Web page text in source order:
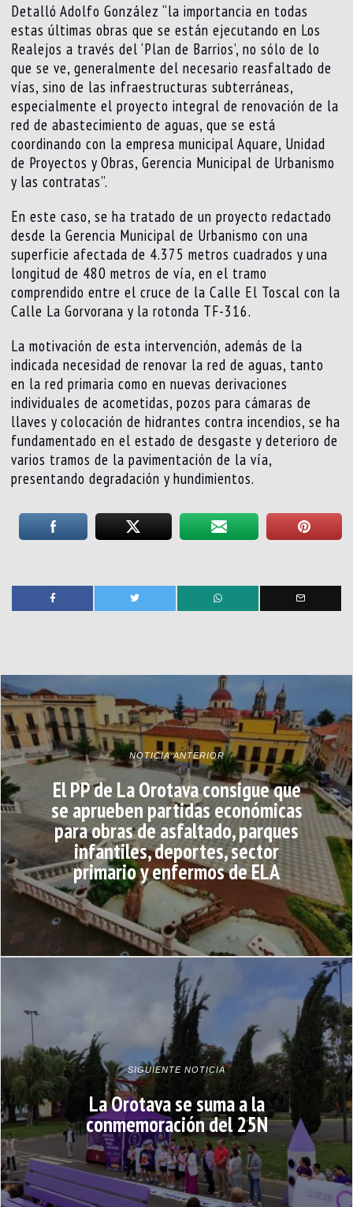
Detalló Adolfo González “la importancia en todas
estas últimas obras que se están ejecutando en Los
Realejos a través del ‘Plan de Barrios’, no sólo de lo
que se ve, generalmente del necesario reasfaltado de
vías, sino de las infraestructuras subterráneas,
especialmente el proyecto integral de renovación de la
red de abastecimiento de aguas, que se está
coordinando con la empresa municipal Aquare, Unidad
de Proyectos y Obras, Gerencia Municipal de Urbanismo
y las contratas”.
En este caso, se ha tratado de un proyecto redactado
desde la Gerencia Municipal de Urbanismo con una
superficie afectada de 4.375 metros cuadrados y una
longitud de 480 metros de vía, en el tramo
comprendido entre el cruce de la Calle El Toscal con la
Calle La Gorvorana y la rotonda TF-316.
La motivación de esta intervención, además de la
indicada necesidad de renovar la red de aguas, tanto
en la red primaria como en nuevas derivaciones
individuales de acometidas, pozos para cámaras de
llaves y colocación de hidrantes contra incendios, se ha
fundamentado en el estado de desgaste y deterioro de
varios tramos de la pavimentación de la vía,
presentando degradación y hundimientos.
NOTICIA ANTERIOR
El PP de La Orotava consigue que
se aprueben partidas económicas
para obras de asfaltado, parques
infantiles, deportes, sector
primario y enfermos de ELA
SIGUIENTE NOTICIA
La Orotava se suma a la
conmemoración del 25N